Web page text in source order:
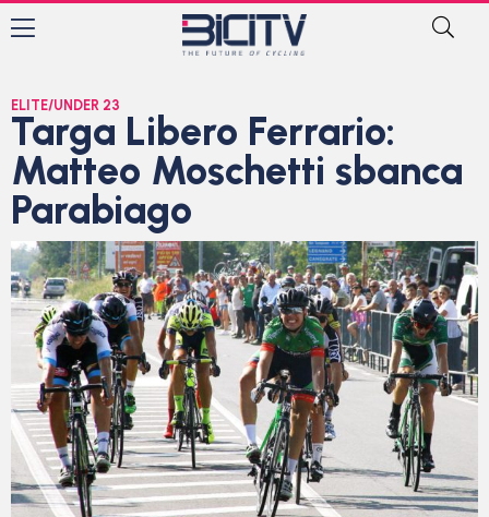
ELITE/UNDER 23
Targa Libero Ferrario:
Matteo Moschetti sbanca
Parabiago